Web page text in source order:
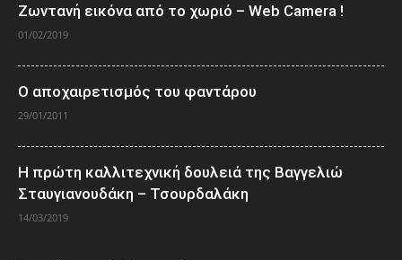
Ζωντανή εικόνα από το χωριό – Web Camera !
01/02/2019
Ο αποχαιρετισμός του φαντάρου
29/01/2011
Η πρώτη καλλιτεχνική δουλειά της Βαγγελιώ
Σταυγιανουδάκη – Τσουρδαλάκη
14/03/2019